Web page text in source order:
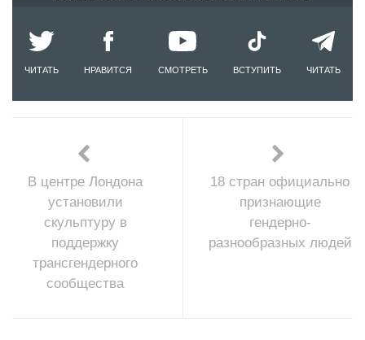
ЧИТАТЬ НРАВИТСЯ СМОТРЕТЬ ВСТУПИТЬ ЧИТАТЬ
В центре Лондона
установили
скульптуру в
поддержку
трансгендерного
сообщества
18 стран официально
признающие
гендерно-
разнообразных людей